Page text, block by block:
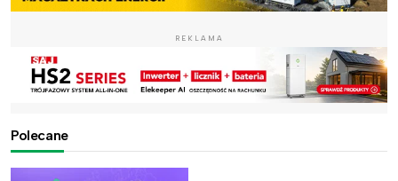
REKLAMA
Polecane